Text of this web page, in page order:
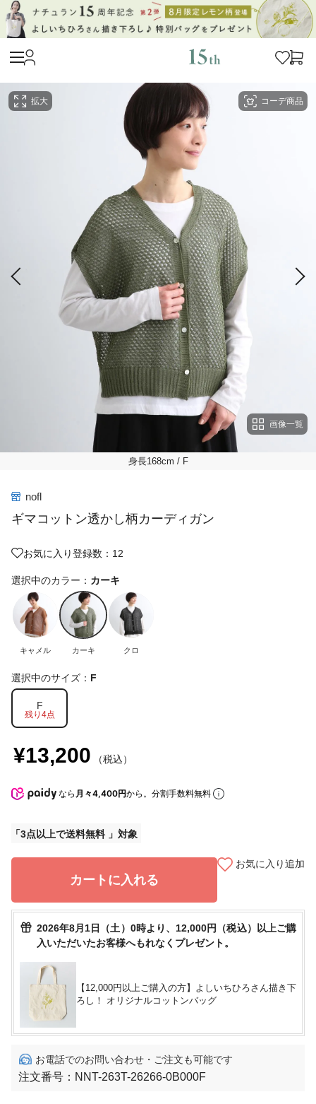
コーデ商品
拡大
画像一覧
身長168cm / F
nofl
ギマコットン透かし柄カーディガン
お気に入り登録数：12
選択中のカラー： カーキ
キャメル カーキ クロ
選択中のサイズ： F
F
残り4点
¥13,200 （税込）
なら 月々4,400円から。分割手数料無料
3点以上で送料無料
カートに入れる
お気に入り追加
2026年8月1日（土）0時より、12,000円（税込）以上ご購
入いただいたお客様へもれなくプレゼント。
【12,000円以上ご購入の方】よしいちひろさん描き下
ろし！ オリジナルコットンバッグ
お電話でのお問い合わせ・ご注文も可能です
注文番号： NNT-263T-26266-0B000F